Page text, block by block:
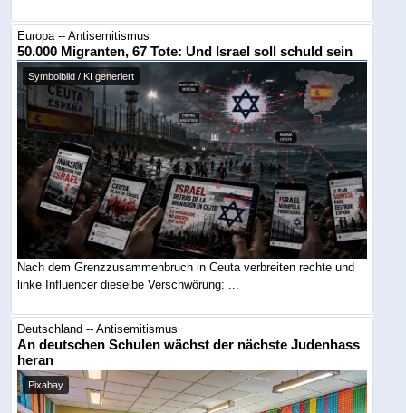
Europa -- Antisemitismus
50.000 Migranten, 67 Tote: Und Israel soll schuld sein
Symbolbild / KI generiert
Nach dem Grenzzusammenbruch in Ceuta verbreiten rechte und
linke Influencer dieselbe Verschwörung: ...
Deutschland -- Antisemitismus
An deutschen Schulen wächst der nächste Judenhass
heran
Pixabay